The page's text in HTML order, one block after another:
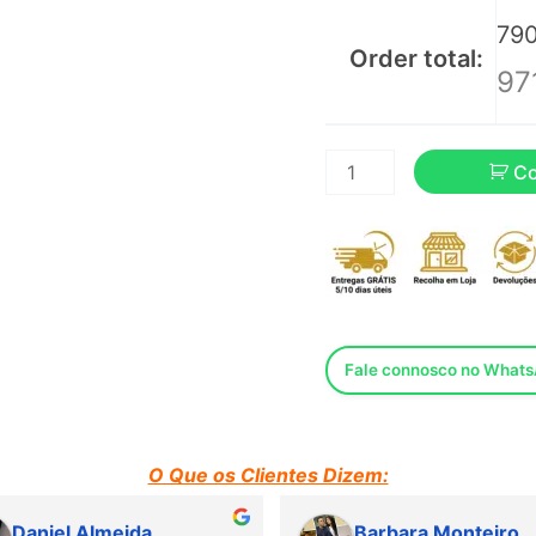
Fale agora com um
Confira mais produtos
Order total:
Fale connosco no
O Que os Clientes Dizem: